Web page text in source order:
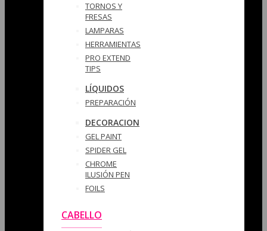
TORNOS Y
FRESAS
LAMPARAS
HERRAMIENTAS
PRO EXTEND
TIPS
LÍQUIDOS
PREPARACIÓN
DECORACION
GEL PAINT
SPIDER GEL
CHROME
ILUSIÓN PEN
FOILS
CABELLO